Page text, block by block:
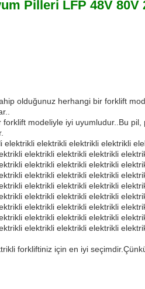
Pilleri LFP 48V 80V
olduğunuz herhangi bir forklift
modeliyle iyi uyumludur..Bu pil,
elektrikli elektrikli elektrikli
elektrikli elektrikli elektrikli
elektrikli elektrikli elektrikli
elektrikli elektrikli elektrikli
elektrikli elektrikli elektrikli
elektrikli elektrikli elektrikli
elektrikli elektrikli elektrikli
elektrikli elektrikli elektrikli
elektrikli elektrikli elektrikli
forkliftiniz için en iyi